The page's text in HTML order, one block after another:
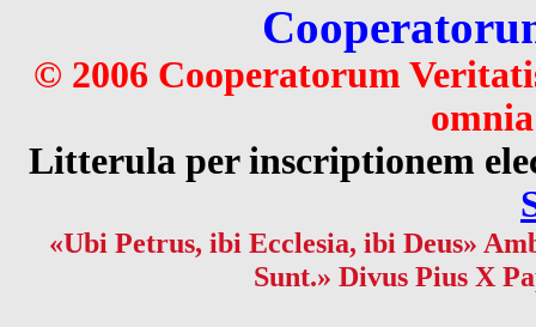
© 2006 Cooperatorum
Litterula per inscriptionem
«Ubi Petrus, ibi Ecclesia, ibi Deus»
Sunt.» Divus Pius X